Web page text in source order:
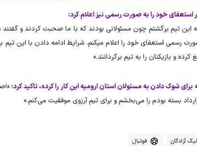
خود را به صورت رسمی نیز اعلام کرد:
این تیم برگشتم چون مسئولانی بودند که با ما صحبت کردند و گفتند
رسمی استعفای خود را اعلام میکنم. شرایط ادامه دادن با این تیم
کرده و بازیکنان را به تیم برگردانند.»
شوک دادن به مسئولان استان ارومیه این کار را کرده، تاکید کرد:
بسته بودم را می‌بخشم و برای تیم آرزوی موفقیت می‌کنم.»
لیگ آزادگان فوتبال